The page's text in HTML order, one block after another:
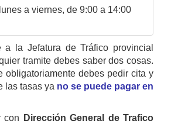
a viernes, de 9:00 a 14:00
a la Jefatura de Tráfico provincial
tramite debes saber dos cosas.
obligatoriamente debes pedir cita y
las tasas ya no se puede pagar en
con
Dirección General de Trafico